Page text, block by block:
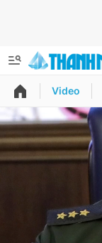
QUẢNG CÁO
Chuyên mục khác
Thông tin tài
Tin đã lưu
Tin đã xem
Video